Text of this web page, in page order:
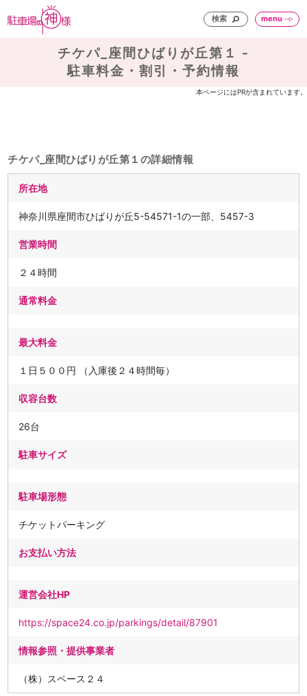
検索 menu
チケパ_座間ひばりが丘第１ -
駐車料金・割引・予約情報
本ページにはPRが含まれています。
チケパ_座間ひばりが丘第１の詳細情報
所在地
神奈川県座間市ひばりが丘5-54571-1の一部、5457-3
営業時間
２４時間
通常料金
最大料金
１日５００円 （入庫後２４時間毎）
収容台数
26台
駐車サイズ
駐車場形態
チケットパーキング
お支払い方法
運営会社HP
https://space24.co.jp/parkings/detail/87901
情報参照・提供事業者
（株）スペース２４